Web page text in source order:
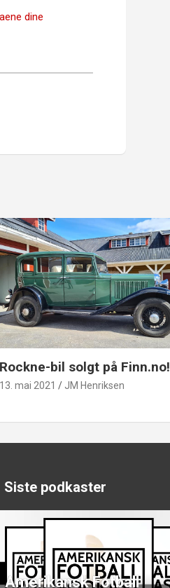
dine
Rockne-bil solgt på Finn.no!
13. mai 2021 JM Henriksen
Siste podkaster
Amerikansk Fotball